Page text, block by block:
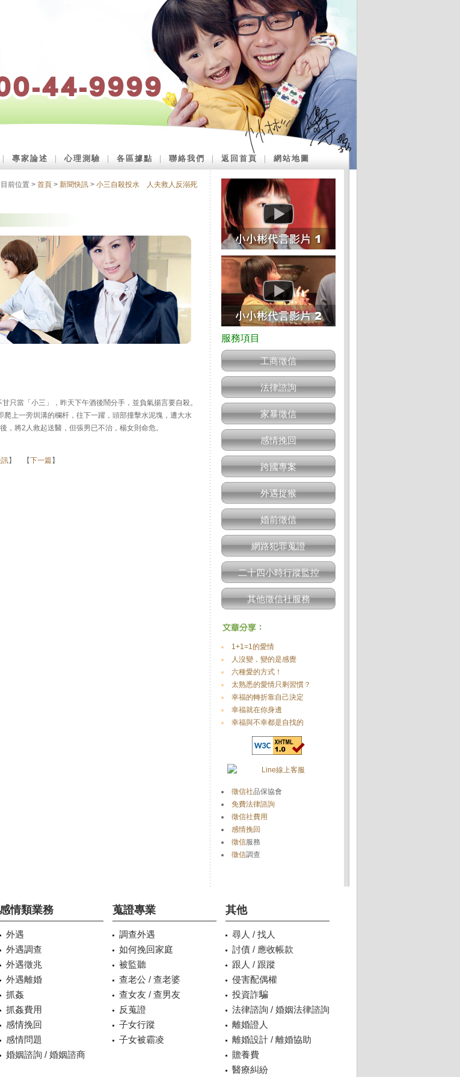
專家論述 ｜心理測驗 各區據點 聯絡我們 返回首頁 網站地圖
目前位置 > 首頁 > 新聞快訊 > 小三自殺投水 人夫救人反溺死
只當「小三」，昨天下午酒後鬧分手，並負氣揚言要自殺。
上一旁圳溝的欄杆，往下一躍，頭部撞擊水泥塊，遭大水
將2人救起送醫，但張男已不治，楊女則命危。
】 【下一篇】
工商徵信
法律諮詢
家暴徵信
感情挽回
跨國專案
外遇捉猴
婚前徵信
網路犯罪蒐證
二十四小時行蹤監控
其他徵信社服務
1+1=1的愛情
人沒變，變的是感覺
六種愛的方式！
太熟悉的愛情只剩習慣？
幸福的轉折靠自己決定
幸福就在你身邊
幸福與不幸都是自找的
徵信社品保協會
免費法律諮詢
徵信社費用
感情挽回
徵信服務
徵信調查
感情類業務
外遇
外遇調查
外遇徵兆
外遇離婚
抓姦
抓姦費用
感情挽回
感情問題
婚姻諮詢 / 婚姻諮商
蒐證專業
調查外遇
如何挽回家庭
被監聽
查老公 / 查老婆
查女友 / 查男友
反蒐證
子女行蹤
子女被霸凌
其他
尋人 / 找人
討債 / 應收帳款
跟人 / 跟蹤
侵害配偶權
投資詐騙
法律諮詢 / 婚姻法律諮詢
離婚證人
離婚設計 / 離婚協助
贍養費
醫療糾紛